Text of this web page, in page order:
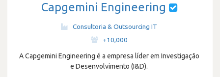
Capgemini Engineering
Consultoria & Outsourcing IT
+10,000
A Capgemini Engineering é a empresa líder em Investigação
e Desenvolvimento (I&D).